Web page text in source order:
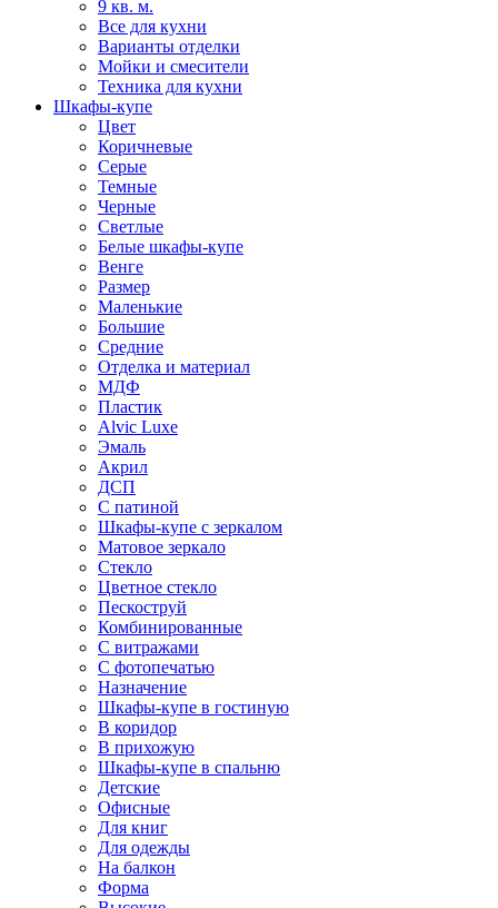
9 кв. м.
Все для кухни
Варианты отделки
Мойки и смесители
Техника для кухни
Шкафы-купе
Цвет
Коричневые
Серые
Темные
Черные
Светлые
Белые шкафы-купе
Венге
Размер
Маленькие
Большие
Средние
Отделка и материал
МДФ
Пластик
Alvic Luxe
Эмаль
Акрил
ДСП
С патиной
Шкафы-купе с зеркалом
Матовое зеркало
Стекло
Цветное стекло
Пескоструй
Комбинированные
С витражами
С фотопечатью
Назначение
Шкафы-купе в гостиную
В коридор
В прихожую
Шкафы-купе в спальню
Детские
Офисные
Для книг
Для одежды
На балкон
Форма